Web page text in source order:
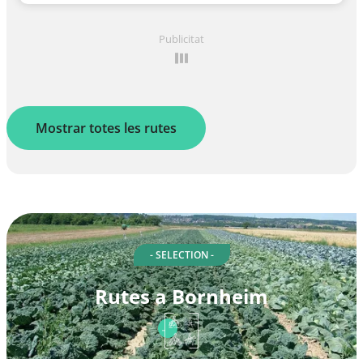
Publicitat
Mostrar totes les rutes
- SELECTION -
Rutes a Bornheim